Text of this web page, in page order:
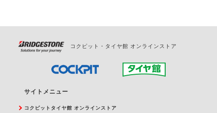
コクピット・タイヤ館 オンラインストア
サイトメニュー
コクピットタイヤ館 オンラインストア